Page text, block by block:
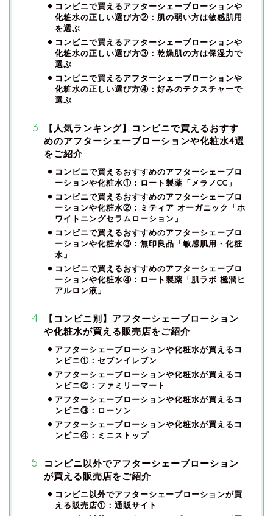
コンビニで買えるアフターシェーブローションや
化粧水の正しい選び方②：肌の弱い方は敏感肌用
を選ぶ
コンビニで買えるアフターシェーブローションや
化粧水の正しい選び方③：乾燥肌の方は保湿力で
選ぶ
コンビニで買えるアフターシェーブローションや
化粧水の正しい選び方④：好みのテクスチャーで
選ぶ
【人気ランキング】コンビニで買えるおすす
めのアフターシェーブローションや化粧水4選
をご紹介
コンビニで買えるおすすめのアフターシェーブロ
ーションや化粧水①：ロート製薬「メラノCC」
コンビニで買えるおすすめのアフターシェーブロ
ーションや化粧水②：ミティア オーガニック「ホ
ワイトニングセラムローション」
コンビニで買えるおすすめのアフターシェーブロ
ーションや化粧水③：無印良品「敏感肌用・化粧
水」
コンビニで買えるおすすめのアフターシェーブロ
ーションや化粧水④：ロート製薬「肌ラボ 極潤ヒ
アルロン液」
【コンビニ別】アフターシェーブローション
や化粧水が買える販売店をご紹介
アフターシェーブローションや化粧水が買えるコ
ンビニ①：セブンイレブン
アフターシェーブローションや化粧水が買えるコ
ンビニ②：ファミリーマート
アフターシェーブローションや化粧水が買えるコ
ンビニ③：ローソン
アフターシェーブローションや化粧水が買えるコ
ンビニ④：ミニストップ
コンビニ以外でアフターシェーブローション
が買える販売店をご紹介
コンビニ以外でアフターシェーブローションが買
える販売店①：通販サイト